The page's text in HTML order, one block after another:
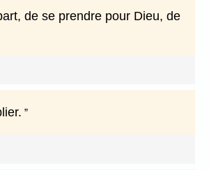
de se prendre pour Dieu, de